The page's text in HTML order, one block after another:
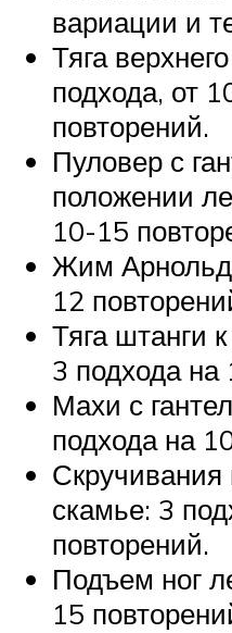
вариации и
Тяга
подхода, от
повторений.
Пуловер с
положении
10-15
Жим
12
Тяга штанги
3 подхода на
Махи с
подхода на
Скручивания
скамье: 3
повторений.
Подъем ног
15